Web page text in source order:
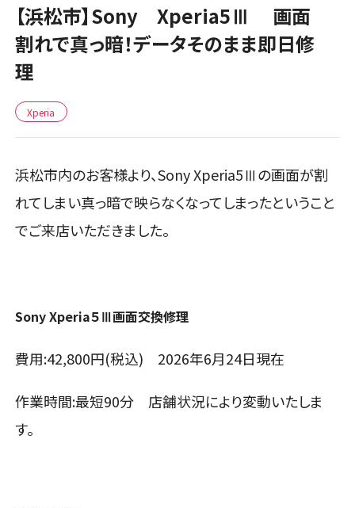
【浜松市】Sony Xperia5Ⅲ 画面
割れで真っ暗！データそのまま即日修
理
Xperia
浜松市内のお客様より、Sony Xperia5Ⅲの画面が割
れてしまい真っ暗で映らなくなってしまったということ
でご来店いただきました。
Sony Xperia５Ⅲ画面交換修理
費用:42,800円(税込) 2026年6月24日現在
作業時間:最短90分 店舗状況により変動いたしま
す。